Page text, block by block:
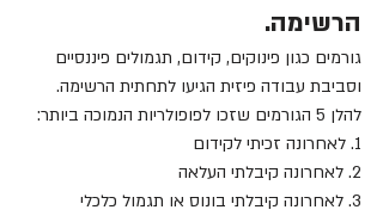
הרשימה.
גורמים כגון פינוקים, קידום, תגמולים פיננסיים
וסביבת עבודה פיזית הגיעו לתחתית הרשימה.
להלן 5 הגורמים שזכו לפופולריות הנמוכה ביותר:
1. לאחרונה זכיתי לקידום
2. לאחרונה קיבלתי העלאה
3. לאחרונה קיבלתי בונוס או תגמול כלכלי